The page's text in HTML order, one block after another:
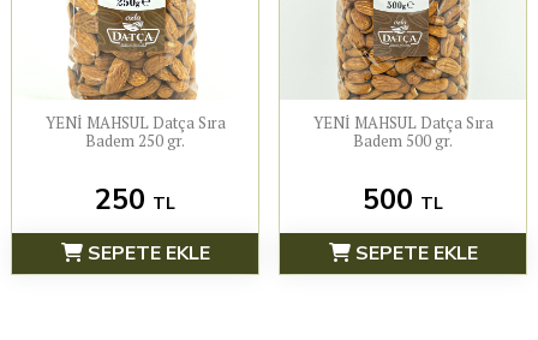
YENİ MAHSUL Datça Sıra
Badem 250 gr.
250 TL
SEPETE EKLE
YENİ MAHSUL Datça Sıra
Badem 500 gr.
500 TL
SEPETE EKLE